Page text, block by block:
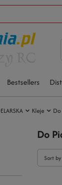
Bestsellers
Kleje
Do
Sort